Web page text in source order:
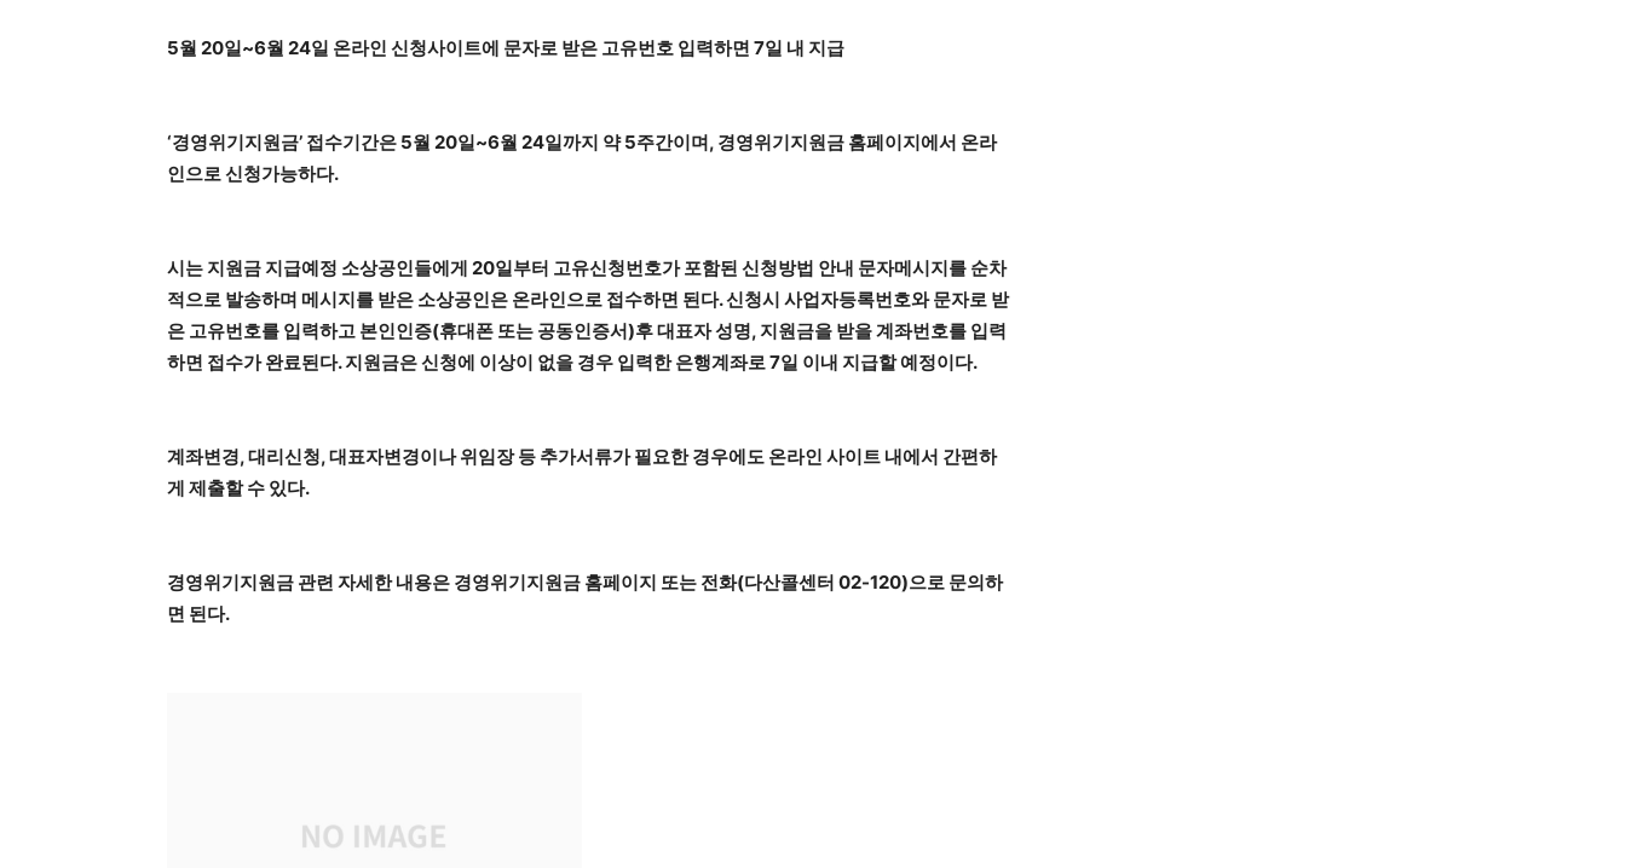
5월 20일~6월 24일 온라인 신청사이트에 문자로 받은 고유번호 입력하면 7일 내 지급
‘경영위기지원금’ 접수기간은 5월 20일~6월 24일까지 약 5주간이며, 경영위기지원금 홈페이지에서 온라
인으로 신청가능하다.
시는 지원금 지급예정 소상공인들에게 20일부터 고유신청번호가 포함된 신청방법 안내 문자메시지를 순차
적으로 발송하며 메시지를 받은 소상공인은 온라인으로 접수하면 된다. 신청시 사업자등록번호와 문자로 받
은 고유번호를 입력하고 본인인증(휴대폰 또는 공동인증서)후 대표자 성명, 지원금을 받을 계좌번호를 입력
하면 접수가 완료된다. 지원금은 신청에 이상이 없을 경우 입력한 은행계좌로 7일 이내 지급할 예정이다.
계좌변경, 대리신청, 대표자변경이나 위임장 등 추가서류가 필요한 경우에도 온라인 사이트 내에서 간편하
게 제출할 수 있다.
경영위기지원금 관련 자세한 내용은 경영위기지원금 홈페이지 또는 전화(다산콜센터 02-120)으로 문의하
면 된다.